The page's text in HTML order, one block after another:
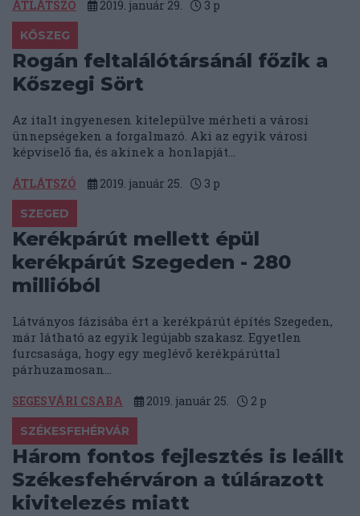
ÁTLÁTSZÓ 2019. január 29. 3 p
KŐSZEG
Rogán feltalálótársánál főzik a
Kőszegi Sört
Az italt ingyenesen kitelepülve mérheti a városi
ünnepségeken a forgalmazó. Aki az egyik városi
képviselő fia, és akinek a honlapját...
ÁTLÁTSZÓ 2019. január 25. 3 p
SZEGED
Kerékpárút mellett épül
kerékpárút Szegeden - 280
millióból
Látványos fázisába ért a kerékpárút építés Szegeden,
már látható az egyik legújabb szakasz. Egyetlen
furcsasága, hogy egy meglévő kerékpárúttal
párhuzamosan...
SEGESVÁRI CSABA 2019. január 25. 2 p
SZÉKESFEHÉRVÁR
Három fontos fejlesztés is leállt
Székesfehérváron a túlárazott
kivitelezés miatt